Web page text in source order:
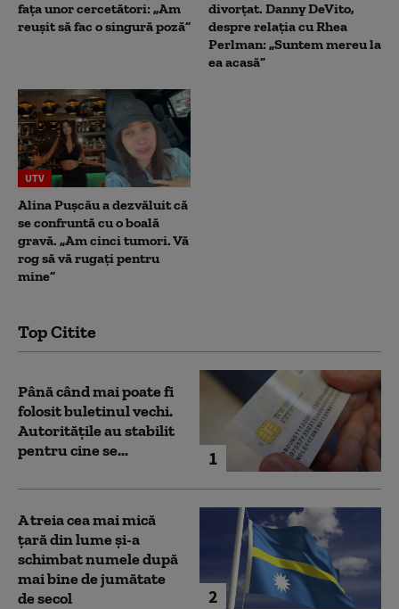
fața unor cercetători: „Am
reușit să fac o singură poză”
divorțat. Danny DeVito,
despre relația cu Rhea
Perlman: „Suntem mereu la
ea acasă”
UTV
Alina Pușcău a dezvăluit că
se confruntă cu o boală
gravă. „Am cinci tumori. Vă
rog să vă rugați pentru
mine”
Top Citite
1
Până când mai poate fi
folosit buletinul vechi.
Autoritățile au stabilit
pentru cine se...
2
A treia cea mai mică
țară din lume și-a
schimbat numele după
mai bine de jumătate
de secol